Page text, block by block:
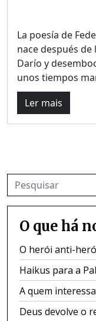
La poesía de
nace después
Darío y
unos tiempos
Ler mais
O que há
O herói anti-
Haikus para a
A quem interessa
Deus devolve o